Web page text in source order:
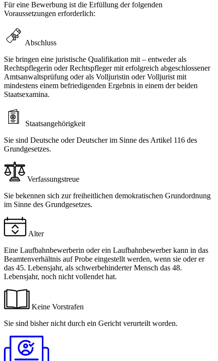
Für eine Bewerbung ist die Erfüllung der folgenden
Voraussetzungen erforderlich:
Abschluss
Sie bringen eine juristische Qualifikation mit – entweder als
Rechtspflegerin oder Rechtspfleger mit erfolgreich abgeschlossener
Amtsanwaltsprüfung oder als Volljuristin oder Volljurist mit
mindestens einem befriedigenden Ergebnis in einem der beiden
Staatsexamina.
Staatsangehörigkeit
Sie sind Deutsche oder Deutscher im Sinne des Artikel 116 des
Grundgesetzes.
Verfassungstreue
Sie bekennen sich zur freiheitlichen demokratischen Grundordnung
im Sinne des Grundgesetzes.
Alter
Eine Laufbahnbewerberin oder ein Laufbahnbewerber kann in das
Beamtenverhältnis auf Probe eingestellt werden, wenn sie oder er
das 45. Lebensjahr, als schwerbehinderter Mensch das 48.
Lebensjahr, noch nicht vollendet hat.
Keine Vorstrafen
Sie sind bisher nicht durch ein Gericht verurteilt worden.